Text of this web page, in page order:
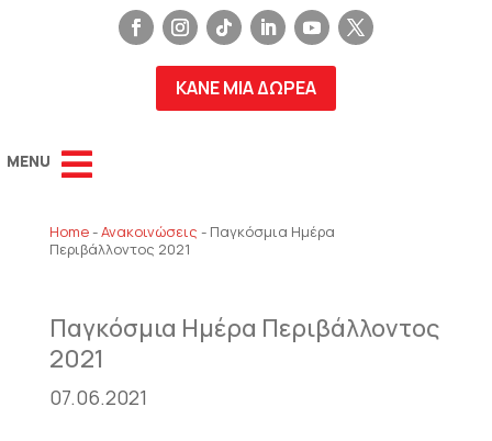
ΚΑΝΕ ΜΙΑ ΔΩΡΕΑ
Home-Ανακοινώσεις - Παγκόσμια Ημέρα
Περιβάλλοντος 2021
Παγκόσμια Ημέρα Περιβάλλοντος
2021
07.06.2021